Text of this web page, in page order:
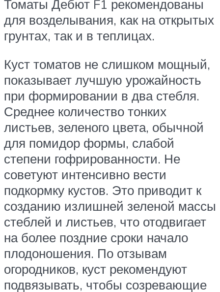
Томаты Дебют F1 рекомендованы
для возделывания, как на открытых
грунтах, так и в теплицах.
Куст томатов не слишком мощный,
показывает лучшую урожайность
при формировании в два стебля.
Среднее количество тонких
листьев, зеленого цвета, обычной
для помидор формы, слабой
степени гофрированности. Не
советуют интенсивно вести
подкормку кустов. Это приводит к
созданию излишней зеленой массы
стеблей и листьев, что отодвигает
на более поздние сроки начало
плодоношения. По отзывам
огородников, куст рекомендуют
подвязывать, чтобы созревающие